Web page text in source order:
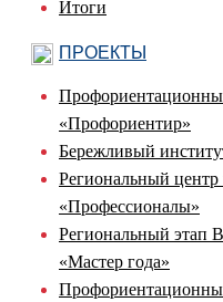
Итоги
ПРОЕКТЫ
«Профориентир»
Бережливый
Региональный
«Профессионалы»
Региональный этап
«Мастер года»